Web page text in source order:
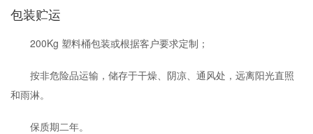
包装贮运
200Kg 塑料桶包装或根据客户要求定制；
按非危险品运输，储存于干燥、阴凉、通风处，远离阳光直照
和雨淋。
保质期二年。